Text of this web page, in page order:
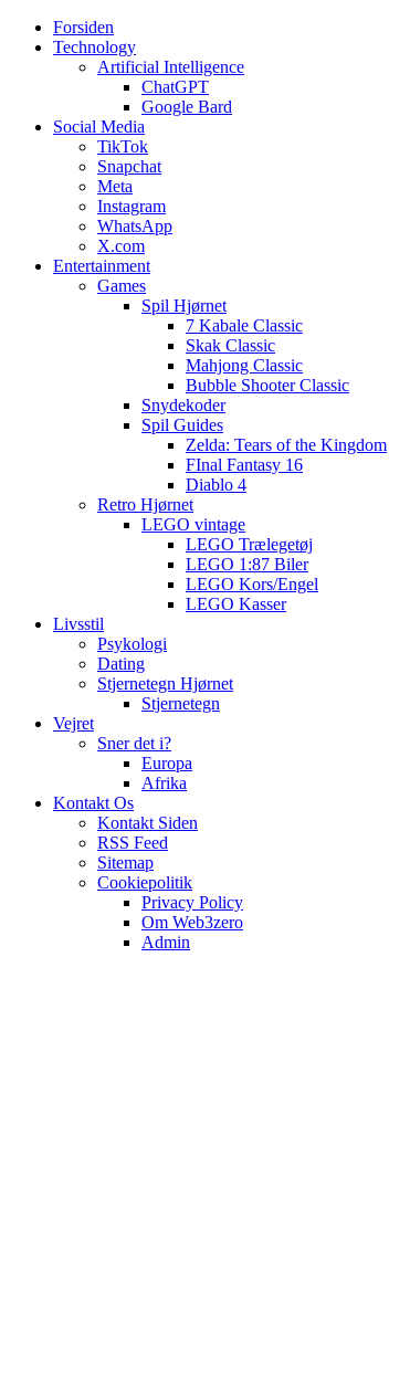
Web3zero.dk
Web3zero.dk
Forsiden
Technology
Artificial Intelligence
ChatGPT
Google Bard
Social Media
TikTok
Snapchat
Meta
Instagram
WhatsApp
X.com
Entertainment
Games
Spil Hjørnet
7 Kabale Classic
Skak Classic
Mahjong Classic
Bubble Shooter Classic
Snydekoder
Spil Guides
Zelda: Tears of the Kingdom
FInal Fantasy 16
Diablo 4
Retro Hjørnet
LEGO vintage
LEGO Trælegetøj
LEGO 1:87 Biler
LEGO Kors/Engel
LEGO Kasser
Livsstil
Psykologi
Dating
Stjernetegn Hjørnet
Stjernetegn
Vejret
Sner det i?
Europa
Afrika
Kontakt Os
Kontakt Siden
RSS Feed
Sitemap
Cookiepolitik
Privacy Policy
Om Web3zero
Admin